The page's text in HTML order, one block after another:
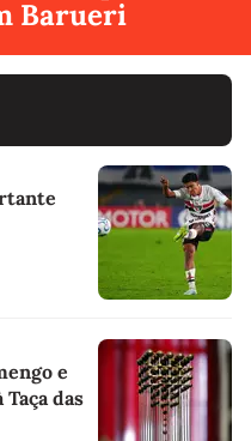
Barueri
e
das